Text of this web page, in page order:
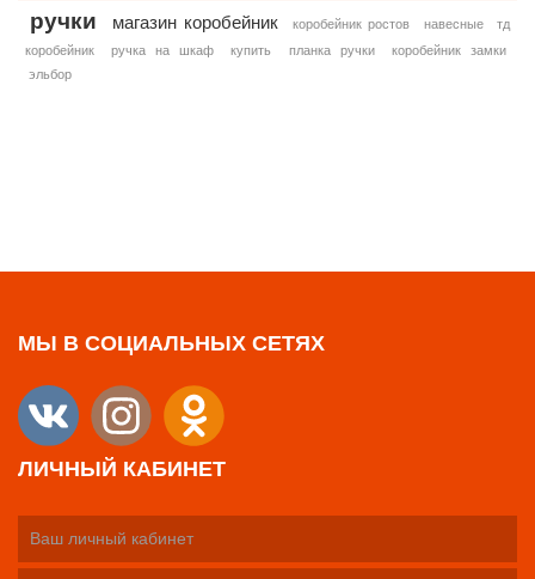
ручки магазин коробейник коробейник ростов навесные
тд
коробейник
ручка на шкаф купить планка ручки
коробейник замки
эльбор
МЫ В СОЦИАЛЬНЫХ СЕТЯХ
ЛИЧНЫЙ КАБИНЕТ
Ваш личный кабинет